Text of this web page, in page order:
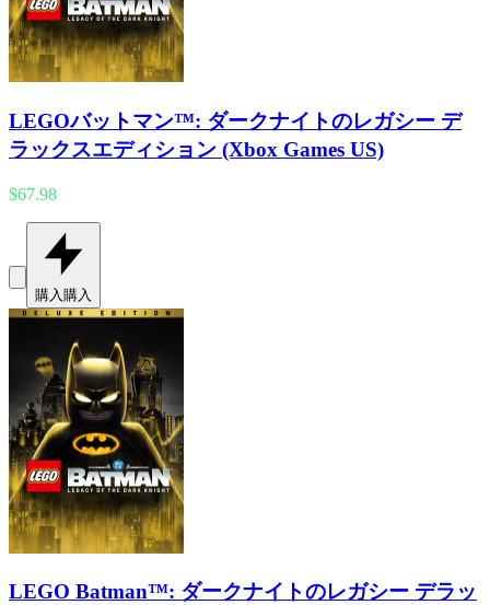
LEGOバットマン™: ダークナイトのレガシー デ
ラックスエディション (Xbox Games US)
$67.98
購入 購入
LEGO Batman™: ダークナイトのレガシー デラッ